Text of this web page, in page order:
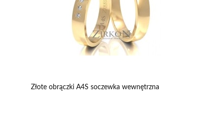
Złote obrączki A4S soczewka wewnętrzna